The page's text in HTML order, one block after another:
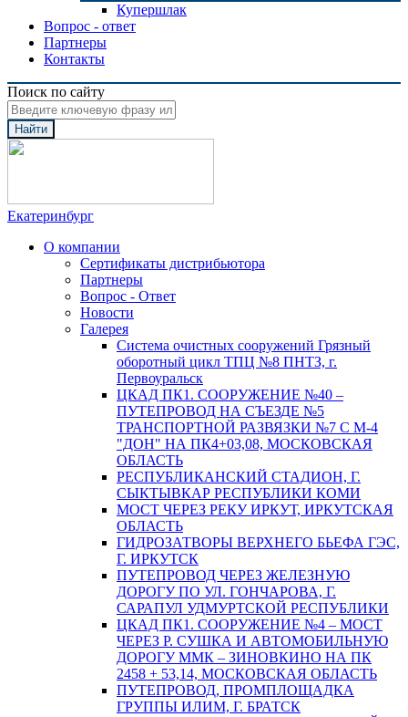
Купершлак
Вопрос - ответ
Партнеры
Контакты
Поиск по сайту
Найти
Екатеринбург
О компании
Сертификаты дистрибьютора
Партнеры
Вопрос - Ответ
Новости
Галерея
Система очистных сооружений Грязный
оборотный цикл ТПЦ №8 ПНТЗ, г.
Первоуральск
ЦКАД ПК1. СООРУЖЕНИЕ №40 –
ПУТЕПРОВОД НА СЪЕЗДЕ №5
ТРАНСПОРТНОЙ РАЗВЯЗКИ №7 С М-4
"ДОН" НА ПК4+03,08, МОСКОВСКАЯ
ОБЛАСТЬ
РЕСПУБЛИКАНСКИЙ СТАДИОН, Г.
СЫКТЫВКАР РЕСПУБЛИКИ КОМИ
МОСТ ЧЕРЕЗ РЕКУ ИРКУТ, ИРКУТСКАЯ
ОБЛАСТЬ
ГИДРОЗАТВОРЫ ВЕРХНЕГО БЬЕФА ГЭС,
Г. ИРКУТСК
ПУТЕПРОВОД ЧЕРЕЗ ЖЕЛЕЗНУЮ
ДОРОГУ ПО УЛ. ГОНЧАРОВА, Г.
САРАПУЛ УДМУРТСКОЙ РЕСПУБЛИКИ
ЦКАД ПК1. СООРУЖЕНИЕ №4 – МОСТ
ЧЕРЕЗ Р. СУШКА И АВТОМОБИЛЬНУЮ
ДОРОГУ ММК – ЗИНОВКИНО НА ПК
2458 + 53,14, МОСКОВСКАЯ ОБЛАСТЬ
ПУТЕПРОВОД, ПРОМПЛОЩАДКА
ГРУППЫ ИЛИМ, Г. БРАТСК